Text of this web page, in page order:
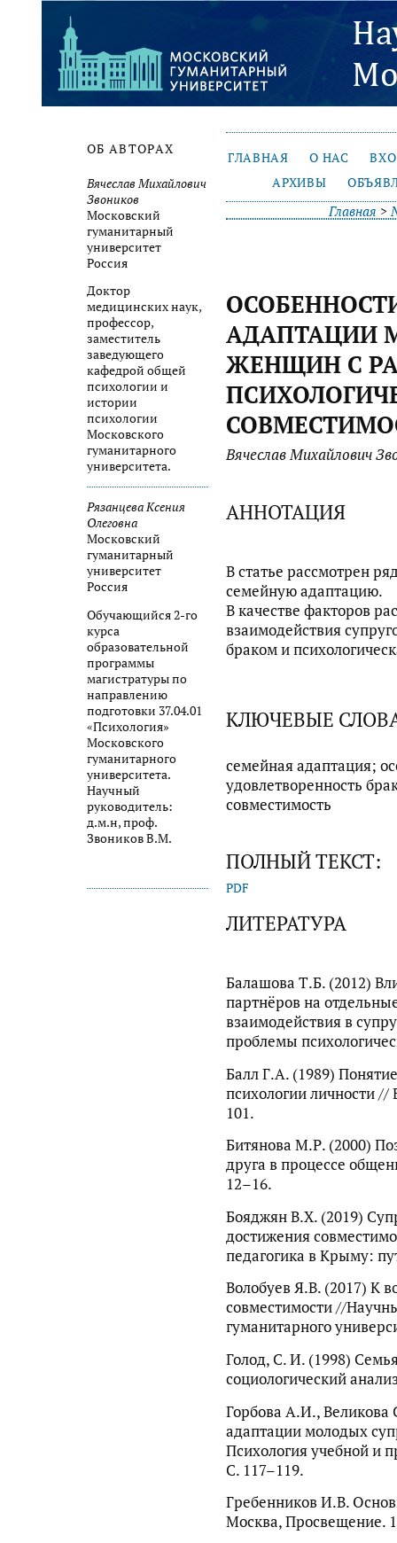
ОБ АВТОРАХ
Вячеслав Михайлович
Звоников
Московский
гуманитарный
университет
Россия
Доктор
медицинских наук,
профессор,
заместитель
заведующего
кафедрой общей
психологии и
истории
психологии
Московского
гуманитарного
университета.
Рязанцева Ксения
Олеговна
Московский
гуманитарный
университет
Россия
Обучающийся 2-го
курса
образовательной
программы
магистратуры по
направлению
подготовки 37.04.01
«Психология»
Московского
гуманитарного
университета.
Научный
руководитель:
д.м.н, проф.
Звоников В.М.
ГЛАВНАЯ О НАС
АРХИВЫ
Главная >
АДАПТАЦИИ
ЖЕНЩИН С
Вячеслав Михайлович
АННОТАЦИЯ
В статье рассмотрен
семейную адаптацию.
В качестве факторов
взаимодействия
браком и
КЛЮЧЕВЫЕ
семейная адаптация;
удовлетворенность
совместимость
ПОЛНЫЙ ТЕКСТ:
PDF
ЛИТЕРАТУРА
Балашова Т.Б. (2012)
партнёров на
взаимодействия в
проблемы
Балл Г.А. (1989)
психологии личности
101.
Битянова М.Р. (2000)
друга в процессе
12–16.
Бояджян В.Х. (2019)
достижения
педагогика в Крыму:
Волобуев Я.В. (2017) К
совместимости //
гуманитарного
Голод, С. И. (1998)
социологический
Горбова А.И., Великова
адаптации молодых
Психология учебной и
С. 117–119.
Гребенников И.В.
Москва, Просвещение.